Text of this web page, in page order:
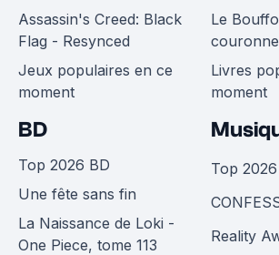
Assassin's Creed: Black
Flag - Resynced
Jeux populaires en ce
moment
Le
Livres
moment
BD
Top 2026 BD
Une fête sans fin
La Naissance de Loki -
One Piece, tome 113
Top
Reality